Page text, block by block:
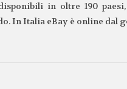
in oltre 190
In Italia eBay è online dal